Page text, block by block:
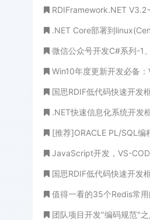
RDIFramework.NET V3.2-> Web版本新增新的用
.NET Core部署到linux(CentOS)最全解决方案，高
微信公众号开发C#系列-1、
Win10年度更新开发必备：VS2015
国思RDIF低代码快速开发
.NET快速信息化系统开发框架 V3.2->Web版本“产品管理”事例
[推荐]ORACLE PL/SQL编程详解之三：PL/SQL流程
JavaScript开发，VS-
国思RDIF低代码快速开发框
值得一看的35个Redis常
团队项目开发"编码规范"之